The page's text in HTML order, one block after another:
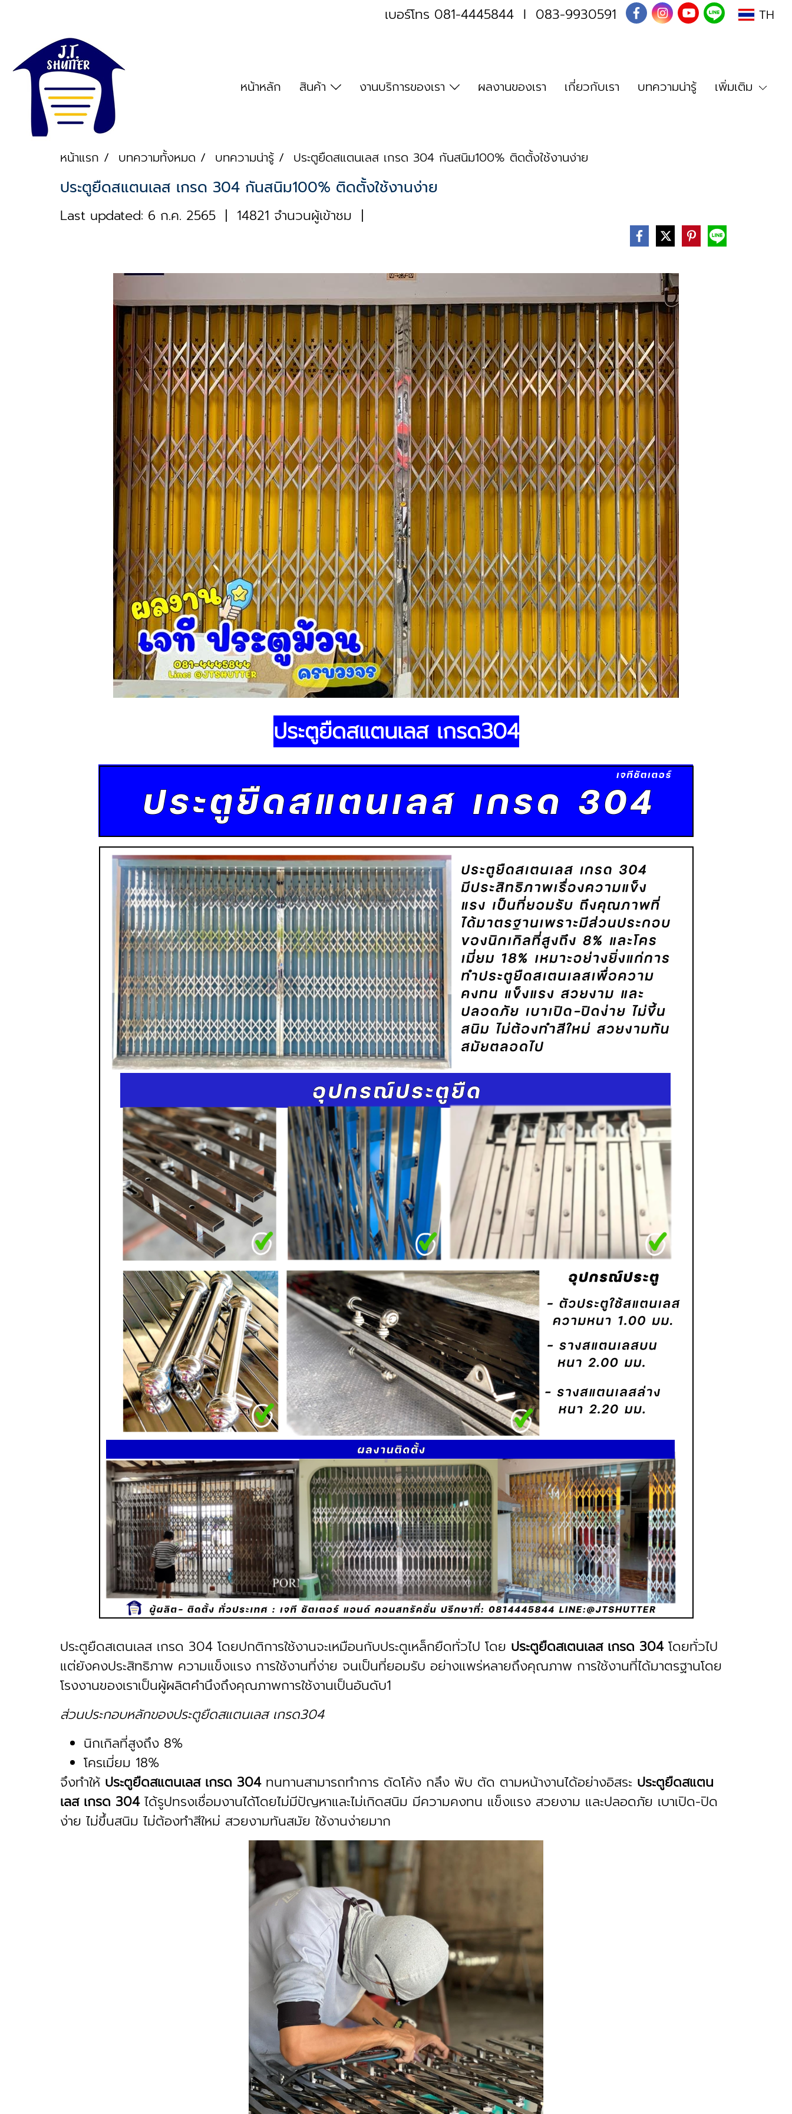
เบอร์โทร 081-4445844 I 083-9930591 TH
หน้าหลัก สินค้า งานบริการของเรา ผลงานของเรา เกี่ยวกับเรา บทความน่ารู้ เพิ่มเติม
หน้าแรก บทความทั้งหมด บทความน่ารู้ ประตูยืดสแตนเลส เกรด 304 กันสนิม100% ติดตั้งใช้งานง่าย
ประตูยืดสแตนเลส เกรด 304 กันสนิม100% ติดตั้งใช้งานง่าย
Last updated: 6 ก.ค. 2565 | 14821 จำนวนผู้เข้าชม |
ประตูยืดสแตนเลส เกรด304
ประตูยืดสเตนเลส เกรด 304 โดยปกติการใช้งานจะเหมือนกับประตูเหล็กยืดทั่วไป โดย ประตูยืดสเตนเลส เกรด 304โดยทั่วไป
แต่ยังคงประสิทธิภาพ ความแข็งแรง การใช้งานที่ง่าย จนเป็นที่ยอมรับ อย่างแพร่หลายถึงคุณภาพ การใช้งานที่ได้มาตรฐานโดย
โรงงานของเราเป็นผู้ผลิตคำนึงถึงคุณภาพการใช้งานเป็นอันดับ1
ส่วนประกอบหลักของประตูยืดสแตนเลส เกรด304
นิกเกิลที่สูงถึง 8%
โครเมี่ยม 18%
จึงทำให้ ประตูยืดสแตนเลส เกรด 304ทนทานสามารถทำการ ดัดโค้ง กลึง พับ ตัด ตามหน้างานได้อย่างอิสระ ประตูยืดสแตน
เลส เกรด 304 ได้รูปทรงเชื่อมงานได้โดยไม่มีปัญหาและไม่เกิดสนิม มีความคงทน แข็งแรง สวยงาม และปลอดภัย เบาเปิด-ปิด
ง่าย ไม่ขึ้นสนิม ไม่ต้องทำสีใหม่ สวยงามทันสมัย ใช้งานง่ายมาก